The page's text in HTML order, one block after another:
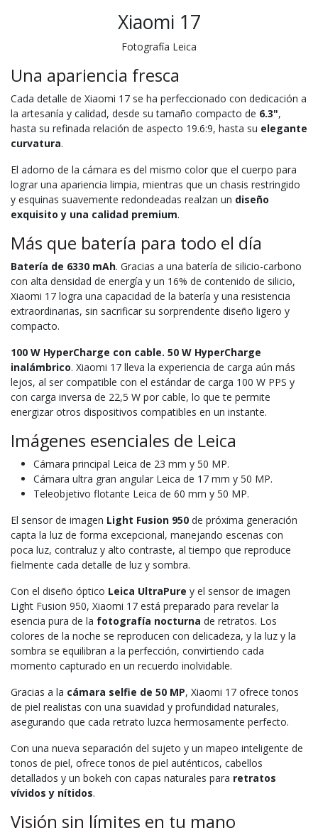
Xiaomi 17
Fotografía Leica
Una apariencia fresca
Cada detalle de Xiaomi 17 se ha perfeccionado con dedicación a
la artesanía y calidad, desde su tamaño compacto de 6.3",
hasta su refinada relación de aspecto 19.6:9, hasta su elegante
curvatura.
El adorno de la cámara es del mismo color que el cuerpo para
lograr una apariencia limpia, mientras que un chasis restringido
y esquinas suavemente redondeadas realzan un diseño
exquisito y una calidad premium.
Más que batería para todo el día
Batería de 6330 mAh. Gracias a una batería de silicio-carbono
con alta densidad de energía y un 16% de contenido de silicio,
Xiaomi 17 logra una capacidad de la batería y una resistencia
extraordinarias, sin sacrificar su sorprendente diseño ligero y
compacto.
100 W HyperCharge con cable. 50 W HyperCharge
inalámbrico. Xiaomi 17 lleva la experiencia de carga aún más
lejos, al ser compatible con el estándar de carga 100 W PPS y
con carga inversa de 22,5 W por cable, lo que te permite
energizar otros dispositivos compatibles en un instante.
Imágenes esenciales de Leica
Cámara principal Leica de 23 mm y 50 MP.
Cámara ultra gran angular Leica de 17 mm y 50 MP.
Teleobjetivo flotante Leica de 60 mm y 50 MP.
El sensor de imagen Light Fusion 950 de próxima generación
capta la luz de forma excepcional, manejando escenas con
poca luz, contraluz y alto contraste, al tiempo que reproduce
fielmente cada detalle de luz y sombra.
Con el diseño óptico Leica UltraPure y el sensor de imagen
Light Fusion 950, Xiaomi 17 está preparado para revelar la
esencia pura de la fotografía nocturna de retratos. Los
colores de la noche se reproducen con delicadeza, y la luz y la
sombra se equilibran a la perfección, convirtiendo cada
momento capturado en un recuerdo inolvidable.
Gracias a la cámara selfie de 50 MP, Xiaomi 17 ofrece tonos
de piel realistas con una suavidad y profundidad naturales,
asegurando que cada retrato luzca hermosamente perfecto.
Con una nueva separación del sujeto y un mapeo inteligente de
tonos de piel, ofrece tonos de piel auténticos, cabellos
detallados y un bokeh con capas naturales para retratos
vívidos y nítidos.
Visión sin límites en tu mano